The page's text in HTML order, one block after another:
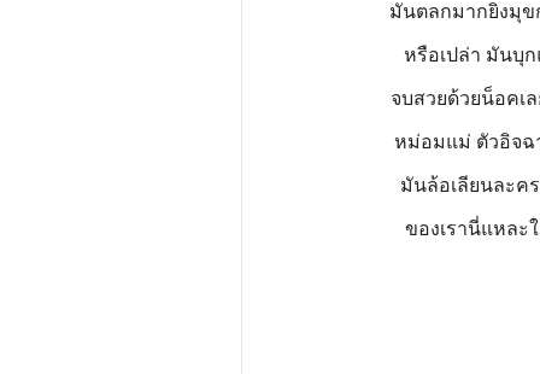
มันตลกมากยิงมุข
หรือเปล่า มันบุ
จบสวยด้วยน็อคเ
หม่อมแม่ ตัวอิจฉ
มันล้อเลียนละค
ของเรานี่แหละ